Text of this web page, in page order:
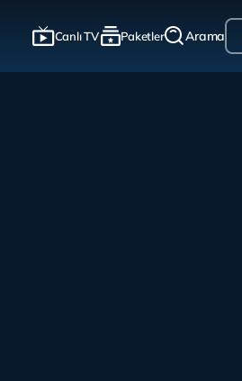
Canlı TV Paketler Arama